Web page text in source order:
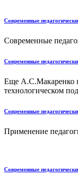
Современные
Современные
Современные
Еще А.С.Макаренко
технологическом
Современные
Применение
Современные